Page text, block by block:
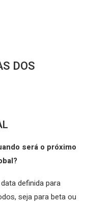
DOS
será o próximo
definida para
seja para beta ou